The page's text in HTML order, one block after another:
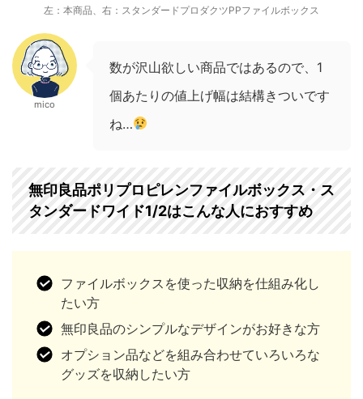
左：本商品、右：スタンダードプロダクツPPファイルボックス
mico
数が沢山欲しい商品ではあるので、1
個あたりの値上げ幅は結構きついです
ね…
無印良品ポリプロピレンファイルボックス・ス
タンダードワイド1/2はこんな人におすすめ
ファイルボックスを使った収納を仕組み化し
たい方
無印良品のシンプルなデザインがお好きな方
オプション品などを組み合わせていろいろな
グッズを収納したい方